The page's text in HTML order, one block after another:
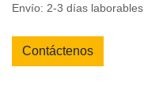
Envío: 2-3 días laborables
Contáctenos